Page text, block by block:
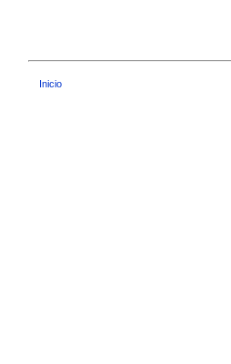
Inicio